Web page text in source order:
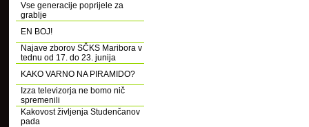
Vse generacije poprijele za
grablje
EN BOJ!
Najave zborov SČKS Maribora v
tednu od 17. do 23. junija
KAKO VARNO NA PIRAMIDO?
Izza televizorja ne bomo nič
spremenili
Kakovost življenja Studenčanov
pada